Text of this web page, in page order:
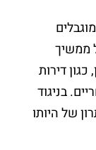
ממשיך
דירות
בניגוד
של היותו